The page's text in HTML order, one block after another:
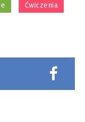
Ćwiczenia